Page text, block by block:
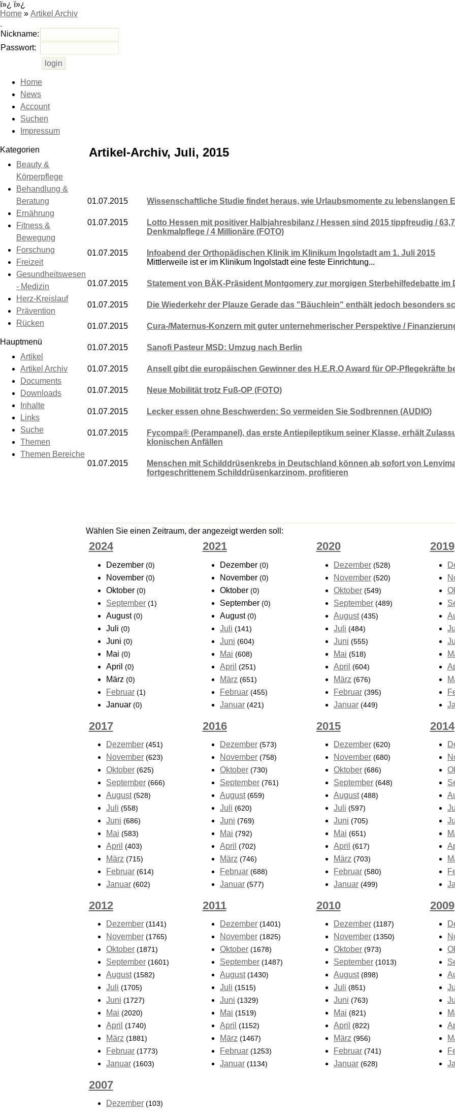
ï»¿ ï»¿
Home » Artikel Archiv
Nickname:
Passwort:
Home
News
Account
Suchen
Impressum
Kategorien
Beauty &
Körperpflege
Behandlung &
Beratung
Ernährung
Fitness &
Bewegung
Forschung
Freizeit
Gesundheitswesen
- Medizin
Herz-Kreislauf
Prävention
Rücken
Hauptmenü
Artikel
Artikel Archiv
Documents
Downloads
Inhalte
Links
Suche
Themen
Themen Bereiche
Artikel-Archiv, Juli, 2015
01.07.2015 Wissenschaftliche Studie findet heraus, wie Urlaubsmomente zu lebenslangen
01.07.2015
Lotto Hessen mit positiver Halbjahresbilanz / Hessen sind 2015 tippfreudig /
Denkmalpflege / 4 Millionäre (FOTO)
01.07.2015
Infoabend der Orthopädischen Klinik im Klinikum Ingolstadt am 1. Juli 2015
Mittlerweile ist er im Klinikum Ingolstadt eine feste Einrichtung...
01.07.2015 Statement von BÄK-Präsident Montgomery zur morgigen Sterbehilfedebatte im
01.07.2015 Die Wiederkehr der Plauze Gerade das "Bäuchlein" enthält jedoch besonders
01.07.2015 Cura-/Maternus-Konzern mit guter unternehmerischer Perspektive /
01.07.2015 Sanofi Pasteur MSD: Umzug nach Berlin
01.07.2015 Ansell gibt die europäischen Gewinner des H.E.R.O Award für OP-Pflegekräfte
01.07.2015 Neue Mobilität trotz Fuß-OP (FOTO)
01.07.2015 Lecker essen ohne Beschwerden: So vermeiden Sie Sodbrennen (AUDIO)
01.07.2015
Fycompa® (Perampanel), das erste Antiepileptikum seiner Klasse, erhält
klonischen Anfällen
01.07.2015
Menschen mit Schilddrüsenkrebs in Deutschland können ab sofort von
fortgeschrittenem Schilddrüsenkarzinom, profitieren
Wählen Sie einen Zeitraum, der angezeigt werden soll:
2024
Dezember (0)
November (0)
Oktober (0)
September (1)
August (0)
Juli (0)
Juni (0)
Mai (0)
April (0)
März (0)
Februar (1)
Januar (0)
2021
Dezember(0)
November(0)
Oktober(0)
September(0)
August(0)
Juli (141)
Juni (604)
Mai (608)
April (251)
März (651)
Februar (455)
Januar (421)
2020
Dezember (528)
November (520)
Oktober (549)
September (489)
August (435)
Juli (484)
Juni (555)
Mai (518)
April (604)
März (676)
Februar (395)
Januar (449)
2019
2017
Dezember (451)
November (623)
Oktober (625)
September (666)
August (528)
Juli (558)
Juni (686)
Mai (583)
April (403)
März (715)
Februar (614)
Januar (602)
2016
Dezember (573)
November (758)
Oktober (730)
September (761)
August (659)
Juli (620)
Juni (769)
Mai (792)
April (702)
März (746)
Februar (688)
Januar (577)
2015
Dezember (620)
November (680)
Oktober (686)
September (648)
August (488)
Juli (597)
Juni (705)
Mai (651)
April (617)
März (703)
Februar (580)
Januar (499)
2014
2012
Dezember (1141)
November (1765)
Oktober (1871)
September (1601)
August (1582)
Juli (1705)
Juni (1727)
Mai (2020)
April (1740)
März (1881)
Februar (1773)
Januar (1603)
2011
Dezember (1401)
November (1825)
Oktober (1678)
September (1487)
August (1430)
Juli (1515)
Juni (1329)
Mai (1519)
April (1152)
März (1467)
Februar (1253)
Januar (1134)
2010
Dezember (1187)
November (1350)
Oktober (973)
September (1013)
August (898)
Juli (851)
Juni (763)
Mai (821)
April (822)
März (956)
Februar (741)
Januar (628)
2009
2007
Dezember (103)